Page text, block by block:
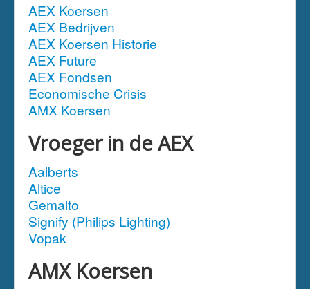
AEX Koersen
AEX Bedrijven
AEX Koersen Historie
AEX Future
AEX Fondsen
Economische Crisis
AMX Koersen
Vroeger in de AEX
Aalberts
Altice
Gemalto
Signify (Philips Lighting)
Vopak
AMX Koersen